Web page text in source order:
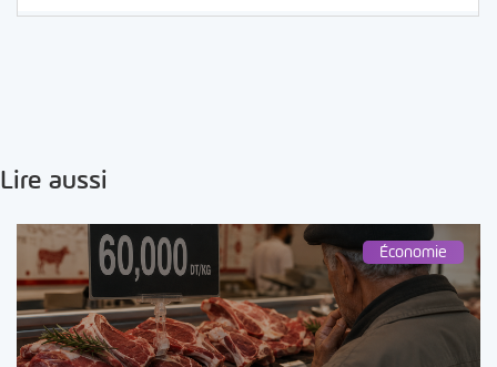
Lire aussi
Économie